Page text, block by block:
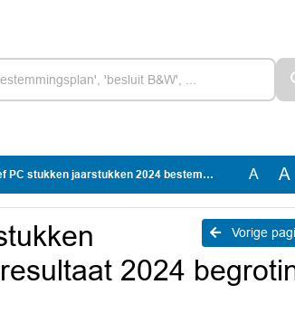
2024 bestemmingsresultaat 2024 begroting 2026-29750_1 A A
Vorige
2024